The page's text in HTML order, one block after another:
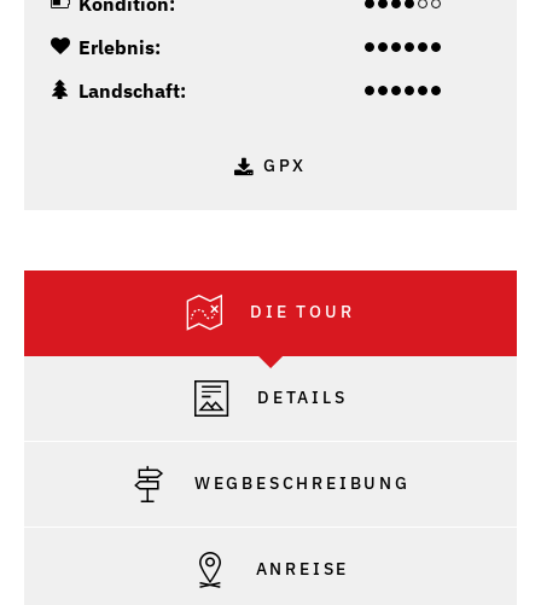
Erlebnis:
Landschaft:
GPX
DIE TOUR
DETAILS
WEGBESCHREIBUNG
ANREISE